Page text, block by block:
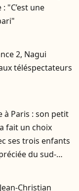
"C’est une
2, Nagui
téléspectateurs
à Paris : son petit
fait un choix
ses trois enfants
du sud-
Christian